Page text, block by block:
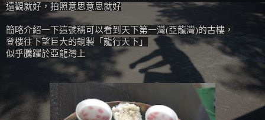
遠觀就好，拍照意思意思就好
簡略介紹一下這號稱可以看到天下第一灣(亞龍灣)的古樓，
登樓往下望巨大的銅製「龍行天下」
似乎騰躍於亞龍灣上